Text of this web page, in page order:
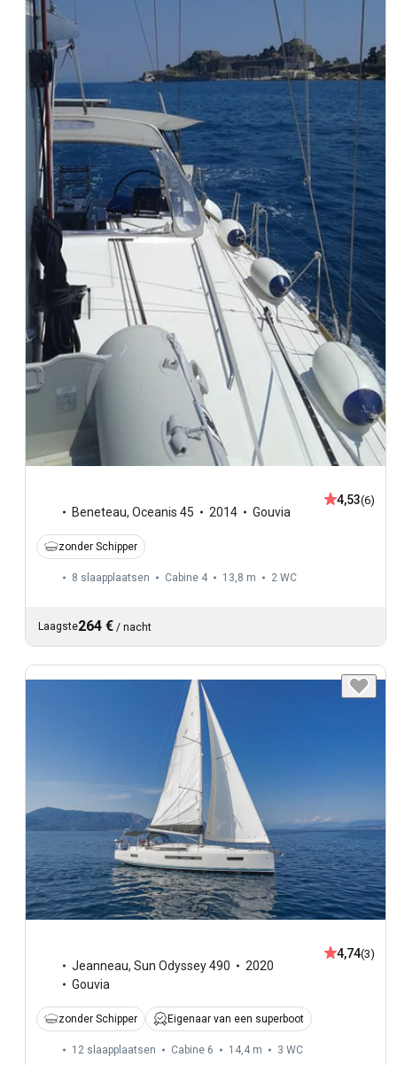
Beneteau, Oceanis 45 2014 Gouvia
4,53(6)
zonder Schipper
8 slaapplaatsen Cabine 4 13,8 m 2 WC
Laagste264 € / nacht
Jeanneau, Sun Odyssey 490
2020
Gouvia
4,74(3)
zonder Schipper Eigenaar van een superboot
12 slaapplaatsen Cabine 6 14,4 m 3 WC